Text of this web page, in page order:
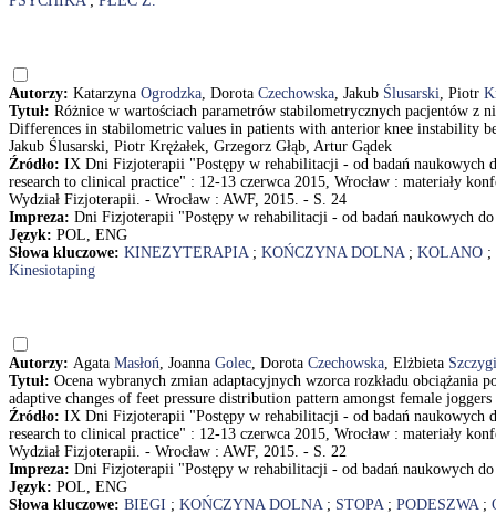
Autorzy: Katarzyna Ogrodzka, Dorota Czechowska, Jakub Ślusarski, Piotr
Tytuł: Różnice w wartościach parametrów stabilometrycznych pacjentów z
Differences in stabilometric values in patients with anterior knee instability
Jakub Ślusarski, Piotr Krężałek, Grzegorz Głąb, Artur Gądek
Źródło: IX Dni Fizjoterapii "Postępy w rehabilitacji - od badań
research to clinical practice" : 12-13 czerwca 2015, Wrocław : materiały
Wydział Fizjoterapii. - Wrocław : AWF, 2015. - S. 24
Impreza: Dni Fizjoterapii "Postępy w rehabilitacji - od badań naukowych
Język: POL, ENG
Słowa kluczowe: KINEZYTERAPIA; KOŃCZYNA DOLNA; KOLANO ;
Kinesiotaping
Autorzy: Agata Masłoń, Joanna Golec, Dorota Czechowska, Elżbieta
Tytuł: Ocena wybranych zmian adaptacyjnych wzorca rozkładu obciążania
adaptive changes of feet pressure distribution pattern amongst female
Źródło: IX Dni Fizjoterapii "Postępy w rehabilitacji - od badań
research to clinical practice" : 12-13 czerwca 2015, Wrocław : materiały
Wydział Fizjoterapii. - Wrocław : AWF, 2015. - S. 22
Impreza: Dni Fizjoterapii "Postępy w rehabilitacji - od badań naukowych
Język: POL, ENG
Słowa kluczowe: BIEGI ; KOŃCZYNA DOLNA; STOPA; PODESZWA;